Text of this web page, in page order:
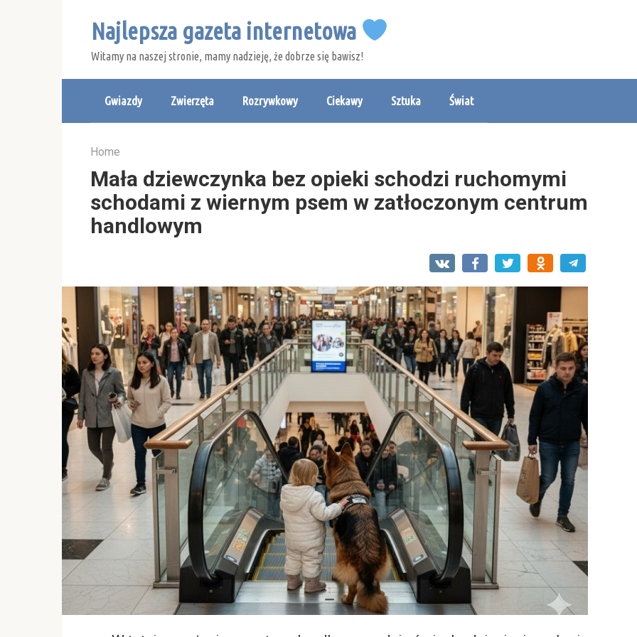
Najlepsza gazeta internetowa
Witamy na naszej stronie, mamy nadzieję, że dobrze się bawisz!
Gwiazdy Zwierzęta Rozrywkowy Ciekawy Sztuka Świat
Home
Mała dziewczynka bez opieki schodzi ruchomymi
schodami z wiernym psem w zatłoczonym centrum
handlowym